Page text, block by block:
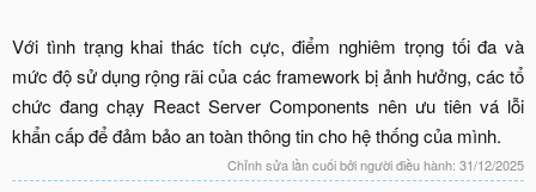
Với tình trạng khai thác tích cực, điểm nghiêm trọng tối đa và
mức độ sử dụng rộng rãi của các framework bị ảnh hưởng, các tổ
chức đang chạy React Server Components nên ưu tiên vá lỗi
khẩn cấp để đảm bảo an toàn thông tin cho hệ thống của mình.​
Chỉnh sửa lần cuối bởi người điều hành: 31/12/2025